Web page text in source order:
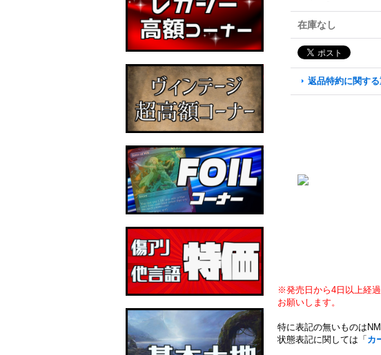
在庫なし
返品特約に関す
※発売日から4日以上経
お願いします。
特に表記の無いものは
状態表記に関しては「 カ